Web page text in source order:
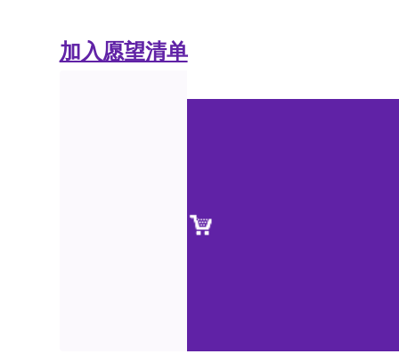
加入愿望清单